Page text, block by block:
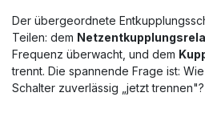
Der übergeordnete
Teilen: dem
Frequenz überwacht, und dem
trennt. Die spannende Frage ist:
Schalter zuverlässig „jetzt trennen"?